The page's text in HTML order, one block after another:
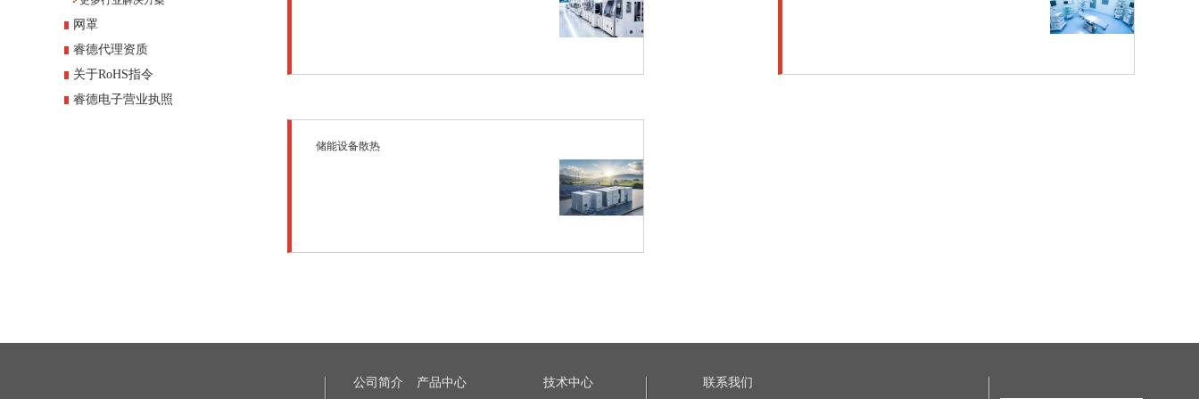
网罩
睿德代理资质
关于RoHS指令
睿德电子营业执照
储能设备散热
公司简介 产品中心 技术中心 联系我们